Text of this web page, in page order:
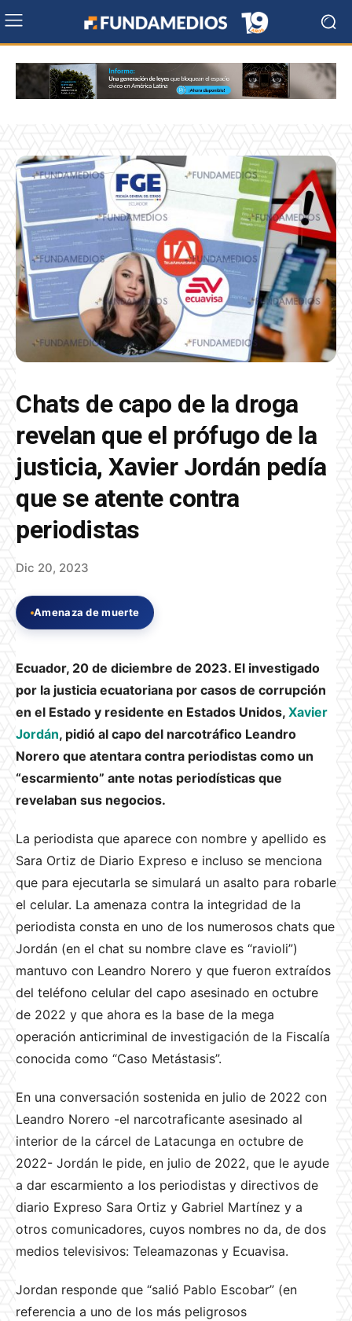
Chats de capo de la droga
revelan que el prófugo de la
justicia, Xavier Jordán pedía
que se atente contra
periodistas
Dic 20, 2023
Amenaza de muerte
Ecuador, 20 de diciembre de 2023. El investigado
por la justicia ecuatoriana por casos de corrupción
en el Estado y residente en Estados Unidos, Xavier
Jordán, pidió al capo del narcotráfico Leandro
Norero que atentara contra periodistas como un
“escarmiento” ante notas periodísticas que
revelaban sus negocios.
La periodista que aparece con nombre y apellido es
Sara Ortiz de Diario Expreso e incluso se menciona
que para ejecutarla se simulará un asalto para robarle
el celular. La amenaza contra la integridad de la
periodista consta en uno de los numerosos chats que
Jordán (en el chat su nombre clave es “ravioli”)
mantuvo con Leandro Norero y que fueron extraídos
del teléfono celular del capo asesinado en octubre
de 2022 y que ahora es la base de la mega
operación anticriminal de investigación de la Fiscalía
conocida como “Caso Metástasis”.
En una conversación sostenida en julio de 2022 con
Leandro Norero -el narcotraficante asesinado al
interior de la cárcel de Latacunga en octubre de
2022- Jordán le pide, en julio de 2022, que le ayude
a dar escarmiento a los periodistas y directivos de
diario Expreso Sara Ortiz y Gabriel Martínez y a
otros comunicadores, cuyos nombres no da, de dos
medios televisivos: Teleamazonas y Ecuavisa.
Jordan responde que “salió Pablo Escobar” (en
referencia a uno de los más peligrosos